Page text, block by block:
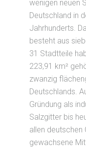
wenigen neuen
Deutschland in
Jahrhunderts.
besteht aus
31 Stadtteile
223,91 km²
zwanzig
Deutschlands.
Gründung als
Salzgitter bis
allen deutschen
gewachsene